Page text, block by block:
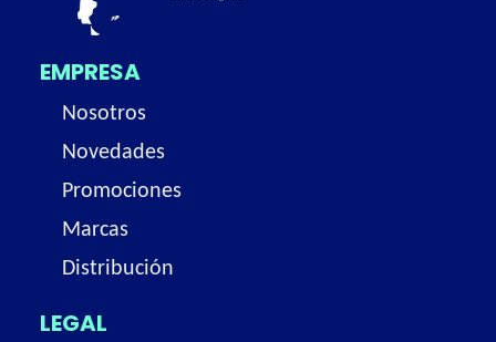
EMPRESA
Nosotros
Novedades
Promociones
Marcas
Distribución
LEGAL